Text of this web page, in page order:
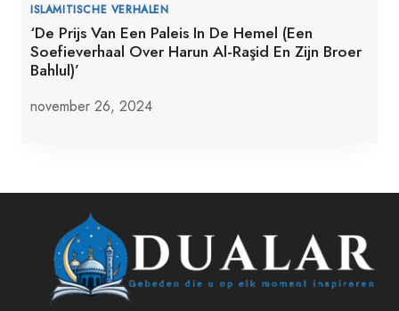
ISLAMITISCHE VERHALEN
‘De Prijs Van Een Paleis In De Hemel (Een
Soefieverhaal Over Harun Al-Raşid En Zijn Broer
Bahlul)’
november 26, 2024